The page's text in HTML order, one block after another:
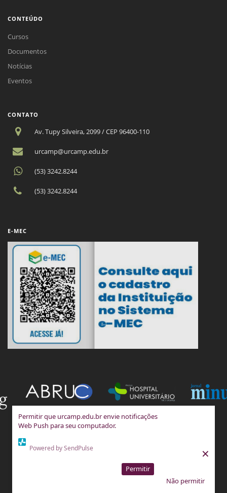
Permitir que urcamp.edu.br envie notificações
Web Push para seu computador.
Powered by SendPulse
Não permitir
Permitir
×
CONTEÚDO
Cursos
Documentos
Notícias
Eventos
CONTATO
Av. Tupy Silveira, 2099 / CEP 96400-110
urcamp@urcamp.edu.br
(53) 3242.8244
(53) 3242.8244
E-MEC